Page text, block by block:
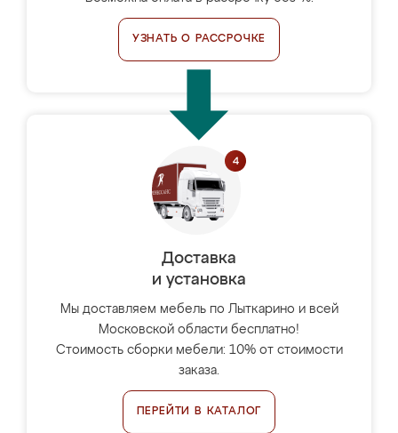
УЗНАТЬ О РАССРОЧКЕ
Доставка
и установка
Мы доставляем мебель по Лыткарино и всей
Московской области бесплатно!
Стоимость сборки мебели: 10% от стоимости
заказа.
ПЕРЕЙТИ В КАТАЛОГ